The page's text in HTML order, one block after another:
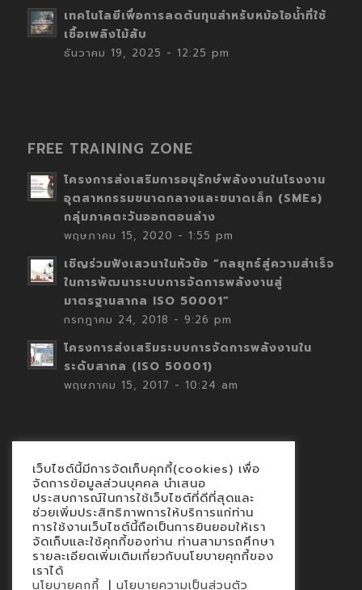
เทคโนโลยีเพื่อการลดต้นทุนสำหรับหม้อไอน้ำที่ใช้
เชื้อเพลิงไม้สับ
ธันวาคม 19, 2025 - 12:25 pm
FREE TRAINING ZONE
โครงการส่งเสริมการอนุรักษ์พลังงานในโรงงาน
อุตสาหกรรมขนาดกลางและขนาดเล็ก (SMEs)
กลุ่มภาคตะวันออกตอนล่าง
พฤษภาคม 15, 2020 - 1:55 pm
เชิญร่วมฟังเสวนาในหัวข้อ “กลยุทธ์สู่ความสำเร็จ
ในการพัฒนาระบบการจัดการพลังงานสู่
มาตรฐานสากล ISO 50001”
กรกฎาคม 24, 2018 - 9:26 pm
โครงการส่งเสริมระบบการจัดการพลังงานใน
ระดับสากล (ISO 50001)
พฤษภาคม 15, 2017 - 10:24 am
Contact
นโยบายคุกกี้
นโยบายข้อมูลส่วนบุคคล
เว็บไซต์นี้มีการจัดเก็บคุกกี้(cookies) เพื่อ
จัดการข้อมูลส่วนบุคคล นำเสนอ
ประสบการณ์ในการใช้เว็บไซต์ที่ดีที่สุดและ
ช่วยเพิ่มประสิทธิภาพการให้บริการแก่ท่าน
การใช้งานเว็บไซต์นี้ถือเป็นการยินยอมให้เรา
จัดเก็บและใช้คุกกี้ของท่าน ท่านสามารถศึกษา
รายละเอียดเพิ่มเติมเกี่ยวกับนโยบายคุกกี้ของ
เราได้
นโยบายคุกกี้ | นโยบายความเป็นส่วนตัว